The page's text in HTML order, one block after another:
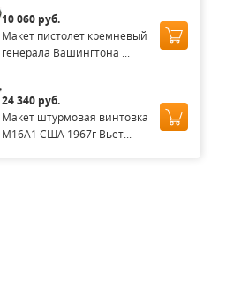
10 060 руб.
Макет пистолет кремневый
генерала Вашингтона ...
24 340 руб.
Макет штурмовая винтовка
M16A1 США 1967г Вьет...